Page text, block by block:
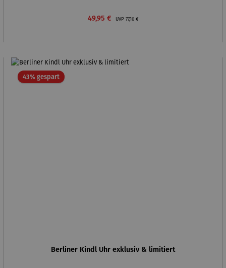
Verkaufspreis:
49,95 € UVP Regulärer Preis:
77,10 €
43% gespartRabatt
Berliner Kindl Uhr exklusiv & limitiert